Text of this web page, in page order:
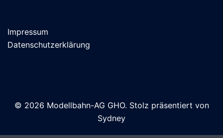
Impressum
Datenschutzerklärung
© 2026 Modellbahn-AG GHO. Stolz präsentiert von
Sydney